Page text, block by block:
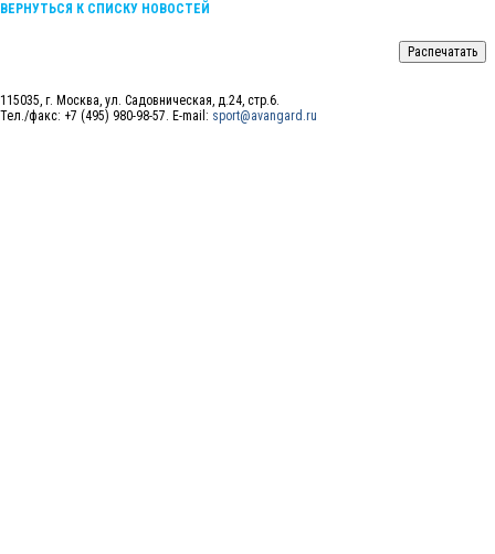
ВЕРНУТЬСЯ К СПИСКУ НОВОСТЕЙ
115035, г. Москва, ул. Садовническая, д.24, стр.6.
Тел./факс: +7 (495) 980-98-57. E-mail: sport@avangard.ru